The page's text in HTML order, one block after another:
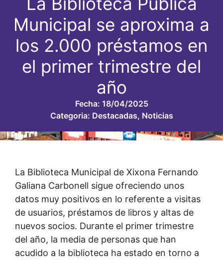
Municipal se aproxima a
los 2.000 préstamos en
el primer trimestre del
año
Fecha: 18/04/2025
Categoria: Destacadas, Noticias
La Biblioteca Municipal de Xixona Fernando
Galiana Carbonell sigue ofreciendo unos
datos muy positivos en lo referente a visitas
de usuarios, préstamos de libros y altas de
nuevos socios. Durante el primer trimestre
del año, la media de personas que han
acudido a la biblioteca ha estado en torno a